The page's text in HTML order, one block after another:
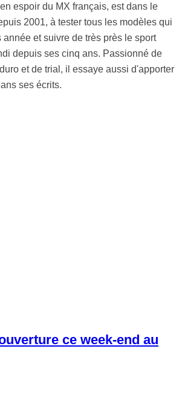
espoir du MX français, est dans le
2001, à tester tous les modèles qui
et suivre de très près le sport
depuis ses cinq ans. Passionné de
et de trial, il essaye aussi d'apporter
ses écrits.
ce week-end au